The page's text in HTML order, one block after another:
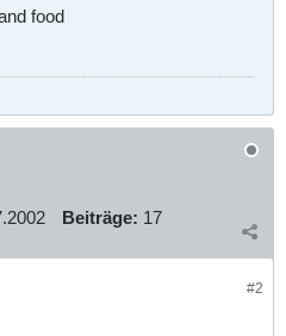
food
Beiträge: 17
#2